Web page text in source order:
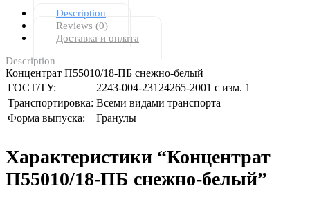
Description
Reviews (0)
Доставка и оплата
Description
Концентрат П55010/18-ПБ снежно-белый
ГОСТ/ТУ:
2243-004-23124265-2001 с изм. 1
Транспортировка: Всеми видами транспорта
Форма выпуска:
Гранулы
Характеристики “Концентрат
П55010/18-ПБ снежно-белый”